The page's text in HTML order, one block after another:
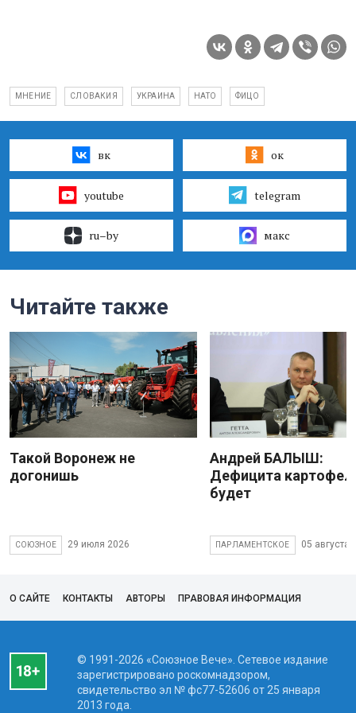
МНЕНИЕ СЛОВАКИЯ УКРАИНА НАТО ФИЦО
вк ок
youtube telegram
ru–by макс
Читайте также
Такой Воронеж не
догонишь
СОЮЗНОЕ 29 июля 2026
Андрей БАЛЫШ:
Дефицита
будет
ПАРЛАМЕНТСКОЕ 05 августа
О САЙТЕ КОНТАКТЫ АВТОРЫ ПРАВОВАЯ ИНФОРМАЦИЯ
© 1991-2026 «Союзное Вече». Сетевое издание
зарегистрировано роскомнадзором,
свидетельство эл № фc77-52606 от 25 января
2013 года.